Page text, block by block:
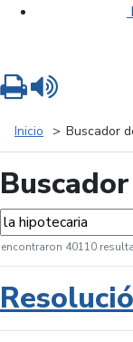
Inicio Buscador
encontraron 40110
Imprimir